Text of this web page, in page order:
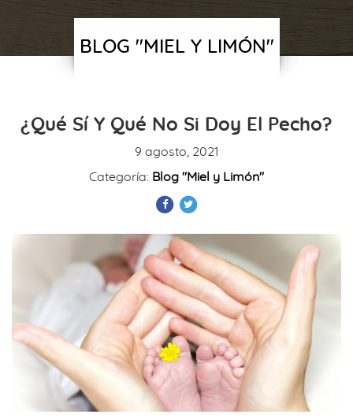
BLOG "MIEL Y LIMÓN"
¿Qué Sí Y Qué No Si Doy El Pecho?
9 agosto, 2021
Categoría: Blog "Miel y Limón"